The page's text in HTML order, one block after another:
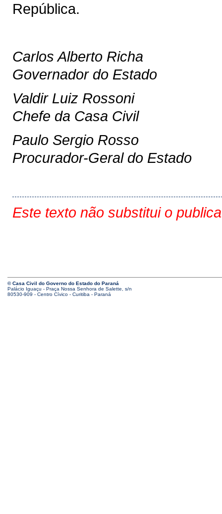
República.
Carlos Alberto Richa
Governador do Estado
Valdir Luiz Rossoni
Chefe da Casa Civil
Paulo Sergio Rosso
Procurador-Geral do Estado
Este texto não substitui o
© Casa Civil do Governo do Estado do Paraná
Palácio Iguaçu - Praça Nossa Senhora de Salette, s/n
80530-909 - Centro Cívico - Curitiba - Paraná